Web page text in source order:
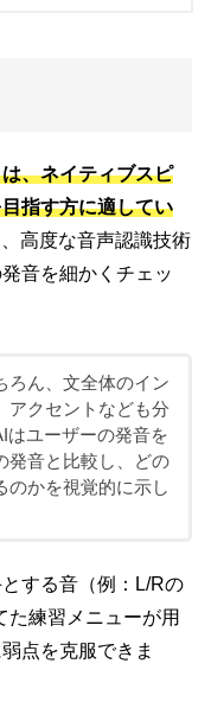
、ネイティブスピ
指す方に適してい
高度な音声認識技術
音を細かくチェッ
ろん、文全体のイン
アクセントなども分
はユーザーの発音を
発音と比較し、どの
のかを視覚的に示し
する音（例：L/Rの
た練習メニューが用
点を克服できま